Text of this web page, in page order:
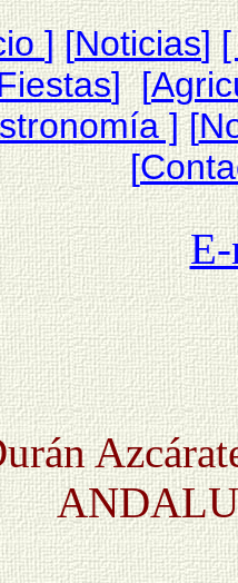
][Noticias]
] [
][
[